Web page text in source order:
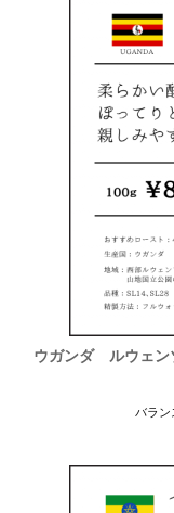
ウガンダ ルウェン
バラン